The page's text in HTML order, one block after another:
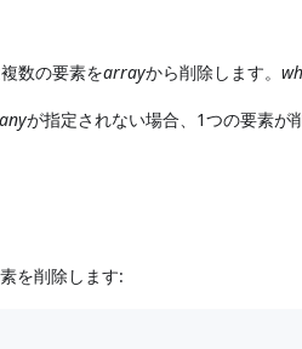
数の要素をarrayから削除します。
が指定されない場合、1つの要素が
を削除します: